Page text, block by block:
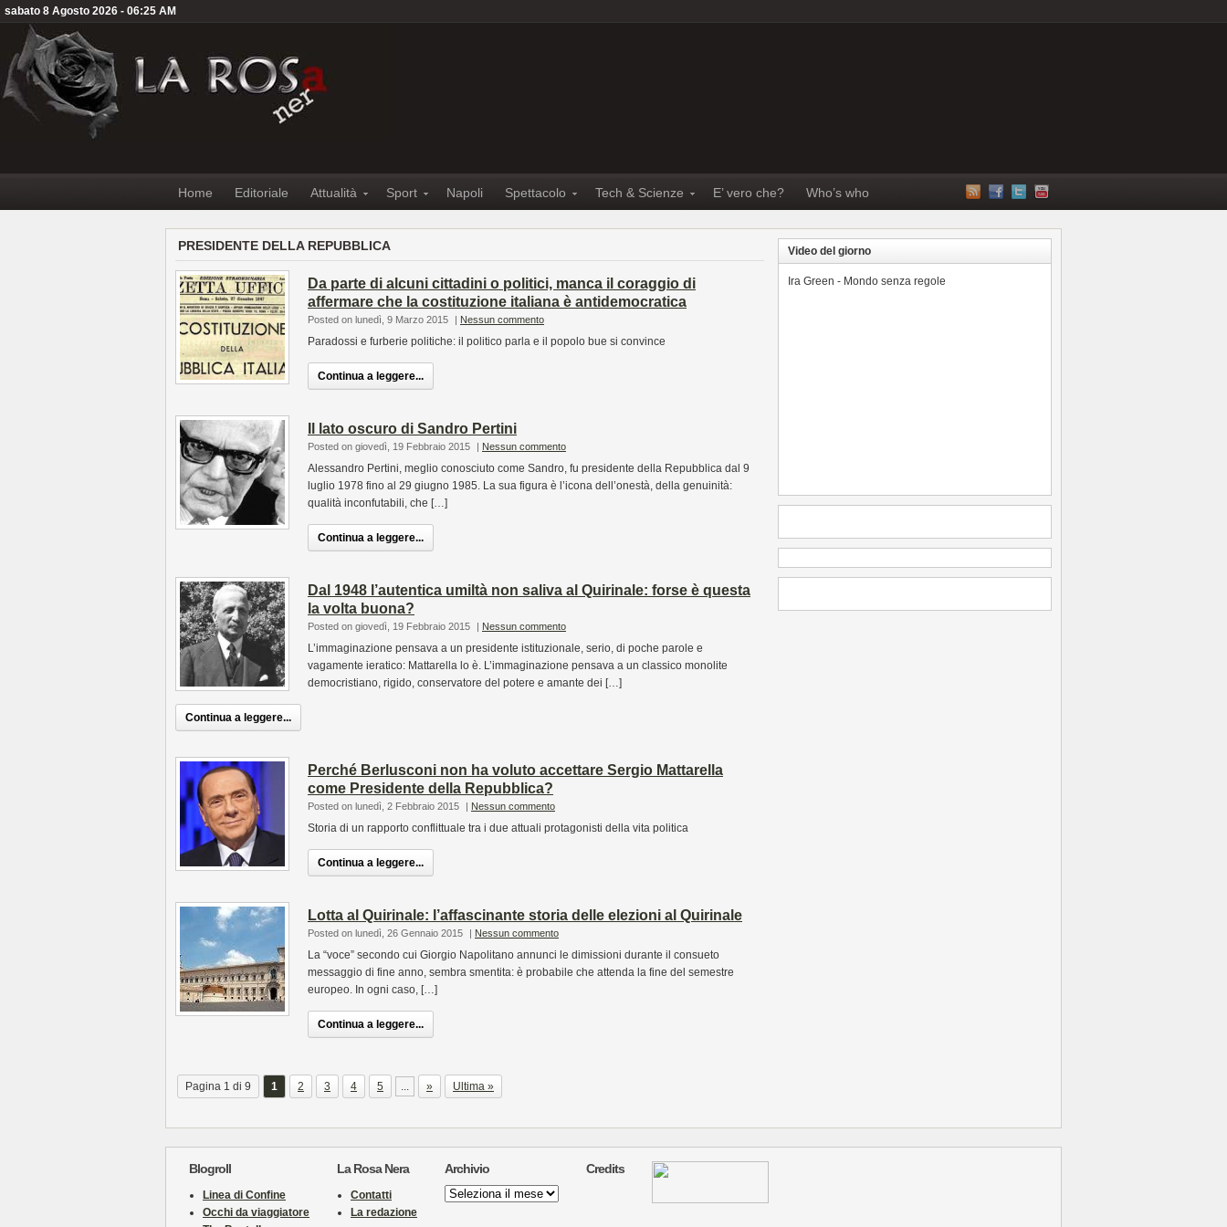
sabato 8 Agosto 2026 - 06:25 AM
Home Editoriale Attualità Sport Napoli Spettacolo Tech & Scienze E’ vero che? Who’s who
PRESIDENTE DELLA REPUBBLICA
Da parte di alcuni cittadini o politici, manca il coraggio di
affermare che la costituzione italiana è antidemocratica
Posted on lunedì, 9 Marzo 2015 | Nessun commento
Paradossi e furberie politiche: il politico parla e il popolo bue si convince
Continua a leggere...
Il lato oscuro di Sandro Pertini
Posted on giovedì, 19 Febbraio 2015 | Nessun commento
Alessandro Pertini, meglio conosciuto come Sandro, fu presidente della Repubblica dal 9
luglio 1978 fino al 29 giugno 1985. La sua figura è l’icona dell’onestà, della genuinità:
qualità inconfutabili, che […]
Continua a leggere...
Dal 1948 l’autentica umiltà non saliva al Quirinale: forse è questa
la volta buona?
Posted on giovedì, 19 Febbraio 2015 | Nessun commento
L’immaginazione pensava a un presidente istituzionale, serio, di poche parole e
vagamente ieratico: Mattarella lo è. L’immaginazione pensava a un classico monolite
democristiano, rigido, conservatore del potere e amante dei […]
Continua a leggere...
Perché Berlusconi non ha voluto accettare Sergio Mattarella
come Presidente della Repubblica?
Posted on lunedì, 2 Febbraio 2015 | Nessun commento
Storia di un rapporto conflittuale tra i due attuali protagonisti della vita politica
Continua a leggere...
Lotta al Quirinale: l’affascinante storia delle elezioni al Quirinale
Posted on lunedì, 26 Gennaio 2015 | Nessun commento
La “voce” secondo cui Giorgio Napolitano annunci le dimissioni durante il consueto
messaggio di fine anno, sembra smentita: è probabile che attenda la fine del semestre
europeo. In ogni caso, […]
Continua a leggere...
Pagina 1 di 9 1 2 3 4 5 ... » Ultima »
Video del giorno
Ira Green - Mondo senza regole
Blogroll
Linea di Confine
Occhi da viaggiatore
La Rosa Nera
Contatti
La redazione
Archivio
Archivio
Credits